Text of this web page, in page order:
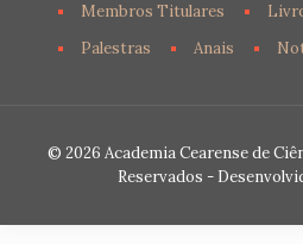
Membros Titulares
Palestras
Anais
© 2026 Academia Cearense de
Reservados -